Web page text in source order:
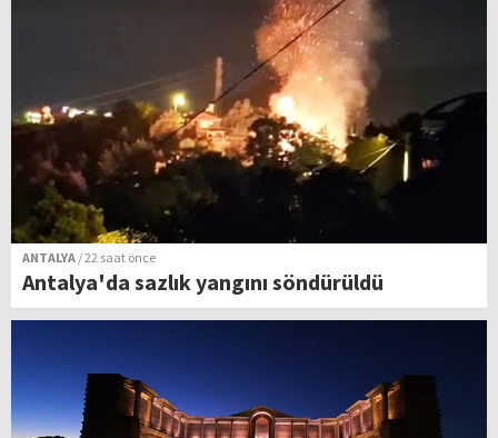
ANTALYA / 22 saat önce
Antalya'da sazlık yangını söndürüldü